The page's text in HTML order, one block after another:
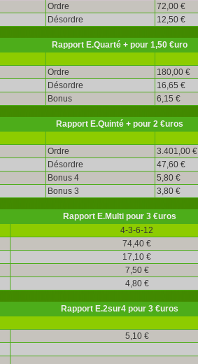
Ordre
72,00 €
Désordre 12,50 €
Rapport E.Quarté + pour 1,50 €uro
Ordre
180,00 €
Désordre
16,65 €
Bonus 6,15 €
Rapport E.Quinté + pour 2 €uros
Ordre
3.401,00 €
Désordre
47,60 €
Bonus 4
5,80 €
Bonus 3 3,80 €
Rapport E.Multi pour 3 €uros
4-3-6-12
74,40 €
17,10 €
7,50 €
4,80 €
Rapport E.2sur4 pour 3 €uros
5,10 €